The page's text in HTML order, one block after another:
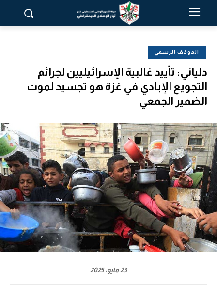
الموقف الرسمي
دلياني: تأييد غالبية الإسرائيليين لجرائم
التجويع الإبادي في غزة هو تجسيد لموت
الضمير الجمعي
23 مايو، 2025